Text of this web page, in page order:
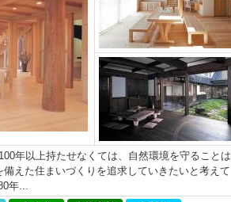
年以上持たせなくては、自然環境を守ることは
えた住まいづくりを追求していきたいと考えて
年...